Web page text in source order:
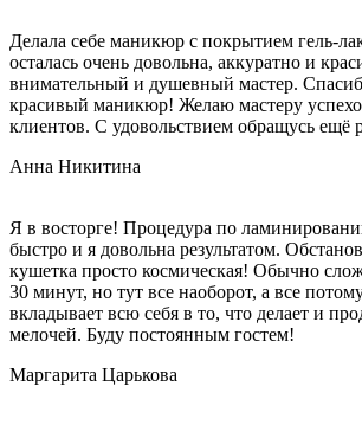
Делала себе маникюр с покрытием гель-
осталась очень довольна, аккуратно и
внимательный и душевный мастер.
красивый маникюр! Желаю мастеру
клиентов. С удовольствием обращусь ещё
Анна Никитина
Я в восторге! Процедура по
быстро и я довольна результатом.
кушетка просто космическая! Обычно
30 минут, но тут все наоборот, а все
вкладывает всю себя в то, что делает и
мелочей. Буду постоянным гостем!
Маргарита Царькова